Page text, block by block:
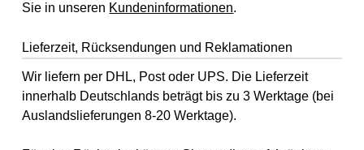
Sie in unseren Kundeninformationen.
Lieferzeit, Rücksendungen und Reklamationen
Wir liefern per DHL, Post oder UPS. Die Lieferzeit
innerhalb Deutschlands beträgt bis zu 3 Werktage (bei
Auslandslieferungen 8-20 Werktage).